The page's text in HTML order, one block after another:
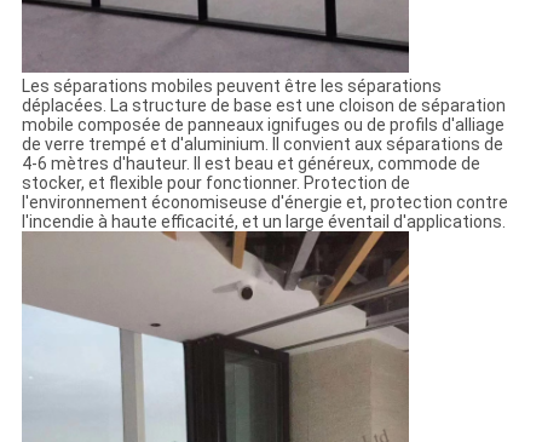
Les séparations mobiles peuvent être les séparations
déplacées. La structure de base est une cloison de séparation
mobile composée de panneaux ignifuges ou de profils d'alliage
de verre trempé et d'aluminium. Il convient aux séparations de
4-6 mètres d'hauteur. Il est beau et généreux, commode de
stocker, et flexible pour fonctionner. Protection de
l'environnement économiseuse d'énergie et, protection contre
l'incendie à haute efficacité, et un large éventail d'applications.